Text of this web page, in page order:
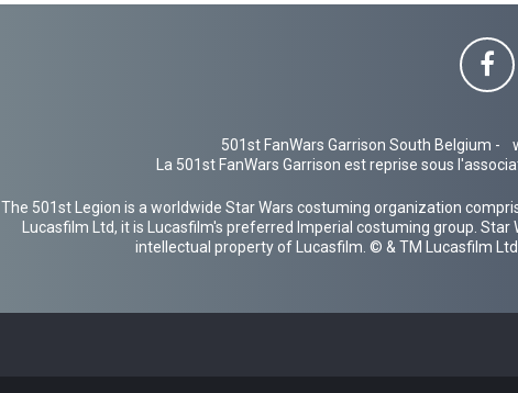
501st FanWars Garrison South Belgium -
La 501st FanWars Garrison est reprise sous
The 501st Legion is a worldwide Star Wars costuming organization
Lucasfilm Ltd, it is Lucasfilm's preferred Imperial costuming group.
intellectual property of Lucasfilm. © & TM Lucasfilm